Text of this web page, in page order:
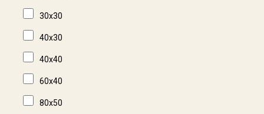
30x30
40x30
40x40
60x40
80x50